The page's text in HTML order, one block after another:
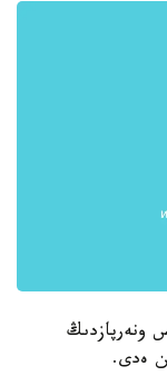
ونەرپازدىڭ
ەدى.